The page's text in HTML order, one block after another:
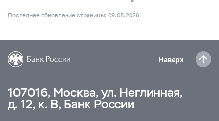
Последнее обновление страницы: 09.08.2026
Наверх
107016, Москва, ул. Неглинная,
д. 12, к. В, Банк России